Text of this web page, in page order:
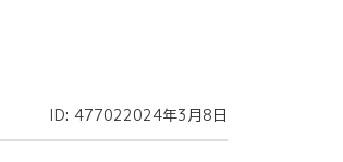
ID: 477022024年3月8日